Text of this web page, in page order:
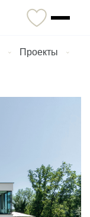
Проекты